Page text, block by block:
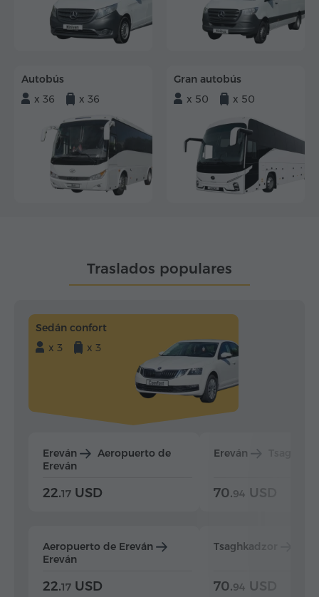
Autobús
x 36
x 36
Gran autobús
x 50
x 50
Traslados populares
Sedán confort
x 3
x 3
Ereván
Aeropuerto de
Ereván
22.17 USD
Aeropuerto de Ereván
Ereván
22.17 USD
Ereván
70.94 USD
Tsaghkadzor
70.94 USD